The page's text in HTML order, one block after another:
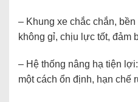
– Khung xe chắc chắn,
không gỉ, chịu lực tốt, đảm
– Hệ thống nâng hạ tiện
một cách ổn định, hạn chế